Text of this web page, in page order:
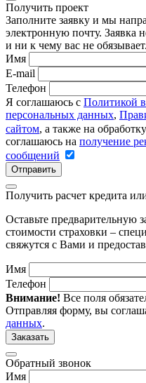
Получить проект
Заполните заявку и мы
электронную почту. Заявка
и ни к чему вас не обязывает.
Имя
E-mail
Телефон
Я соглашаюсь с Политикой
персональных данных,
сайтом, а также на
соглашаюсь на получение
сообщений
Отправить
Получить расчет кредита
Оставьте предварительную
стоимости страховки –
свяжутся с Вами и
Имя
Телефон
Внимание! Все поля
Отправляя форму, вы
данных.
Заказать
Обратный звонок
Имя